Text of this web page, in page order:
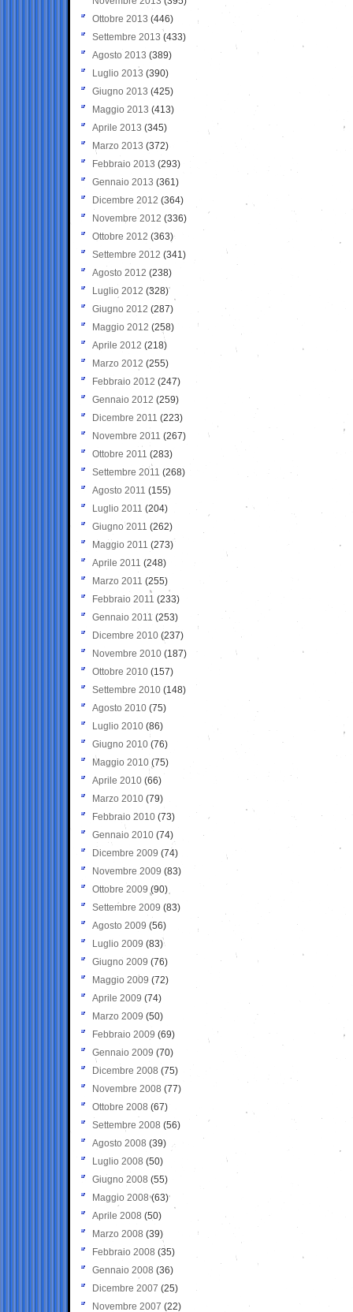
Ottobre 2013 (446)
Settembre 2013 (433)
Agosto 2013 (389)
Luglio 2013 (390)
Giugno 2013 (425)
Maggio 2013 (413)
Aprile 2013 (345)
Marzo 2013 (372)
Febbraio 2013 (293)
Gennaio 2013 (361)
Dicembre 2012 (364)
Novembre 2012 (336)
Ottobre 2012 (363)
Settembre 2012 (341)
Agosto 2012 (238)
Luglio 2012 (328)
Giugno 2012 (287)
Maggio 2012 (258)
Aprile 2012 (218)
Marzo 2012 (255)
Febbraio 2012 (247)
Gennaio 2012 (259)
Dicembre 2011 (223)
Novembre 2011 (267)
Ottobre 2011 (283)
Settembre 2011 (268)
Agosto 2011 (155)
Luglio 2011 (204)
Giugno 2011 (262)
Maggio 2011 (273)
Aprile 2011 (248)
Marzo 2011 (255)
Febbraio 2011 (233)
Gennaio 2011 (253)
Dicembre 2010 (237)
Novembre 2010 (187)
Ottobre 2010 (157)
Settembre 2010 (148)
Agosto 2010 (75)
Luglio 2010 (86)
Giugno 2010 (76)
Maggio 2010 (75)
Aprile 2010 (66)
Marzo 2010 (79)
Febbraio 2010 (73)
Gennaio 2010 (74)
Dicembre 2009 (74)
Novembre 2009 (83)
Ottobre 2009 (90)
Settembre 2009 (83)
Agosto 2009 (56)
Luglio 2009 (83)
Giugno 2009 (76)
Maggio 2009 (72)
Aprile 2009 (74)
Marzo 2009 (50)
Febbraio 2009 (69)
Gennaio 2009 (70)
Dicembre 2008 (75)
Novembre 2008 (77)
Ottobre 2008 (67)
Settembre 2008 (56)
Agosto 2008 (39)
Luglio 2008 (50)
Giugno 2008 (55)
Maggio 2008(63)
Aprile 2008 (50)
Marzo 2008 (39)
Febbraio 2008 (35)
Gennaio 2008 (36)
Dicembre 2007 (25)
Novembre 2007 (22)